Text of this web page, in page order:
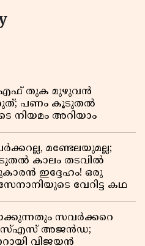
എഫ് തുക മുഴുവൻ
പണം കൂടുതൽ
നിയമം അറിയാം
മണ്ടേലയുമല്ല;
കാലം തടവിൽ
ഇദ്ദേഹം! ഒരു
വേറിട്ട കഥ
സവർക്കറെ
അജൻഡ;
വിജയൻ